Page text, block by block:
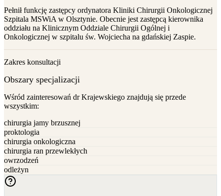
Pełnił funkcję zastępcy ordynatora Kliniki Chirurgii Onkologicznej
Szpitala MSWiA w Olsztynie. Obecnie jest zastępcą kierownika
oddziału na Klinicznym Oddziale Chirurgii Ogólnej i
Onkologicznej w szpitalu św. Wojciecha na gdańskiej Zaspie.
Zakres konsultacji
Obszary specjalizacji
Wśród zainteresowań dr Krajewskiego znajdują się przede
wszystkim:
chirurgia jamy brzusznej
proktologia
chirurgia onkologiczna
chirurgia ran przewlekłych
owrzodzeń
odleżyn